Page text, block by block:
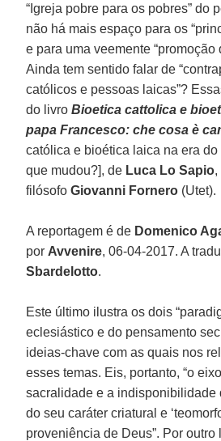
“Igreja pobre para os pobres” do
não há mais espaço para os
e para uma veemente “promoção
Ainda tem sentido falar de
católicos e pessoas laicas”?
do livroBioetica cattolica e
papa Francesco: che cosa è
católica e bioética laica na era
que mudou?], de Luca Lo Sapio,
filósofoGiovanni Fornero (Utet).
A reportagem é de Domenico
por Avvenire, 06-04-2017. A
Sbardelotto.
Este último ilustra os dois
eclesiástico e do pensamento
ideias-chave com as quais nos
esses temas. Eis, portanto, “o
sacralidade e a indisponibilidade
do seu caráter criatural e
proveniência de Deus”. Por